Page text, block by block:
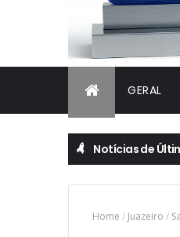
GERAL
Notícias de
Home / Juazeiro /